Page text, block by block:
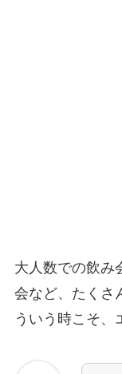
大人数での飲み
会など、たくさ
ういう時こそ、